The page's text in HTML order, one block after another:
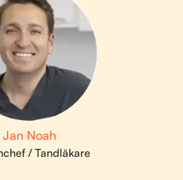
Jan Noah
/ Tandläkare